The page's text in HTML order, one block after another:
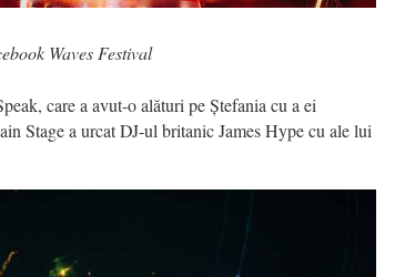
Waves Festival
care a avut-o alături pe Ștefania cu a ei
Stage a urcat DJ-ul britanic James Hype cu ale lui